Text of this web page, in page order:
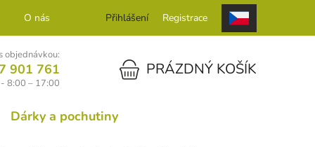
O nás KontaktPřihlášení Registrace
objednávkou:
901 761
8:00 – 17:00
NÁKUPNÍ KOŠÍKPRÁZDNÝ KOŠÍK
Dárky a pochutiny